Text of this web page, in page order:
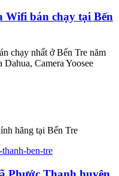
Wifi bán chạy tại Bến
chạy nhất ở Bến Tre năm
Camera Yoosee
hãng tại Bến Tre